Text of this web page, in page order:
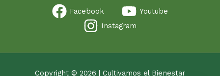
Facebook
Youtube
Instagram
Copyright © 2026 | Cultivamos el Bienestar